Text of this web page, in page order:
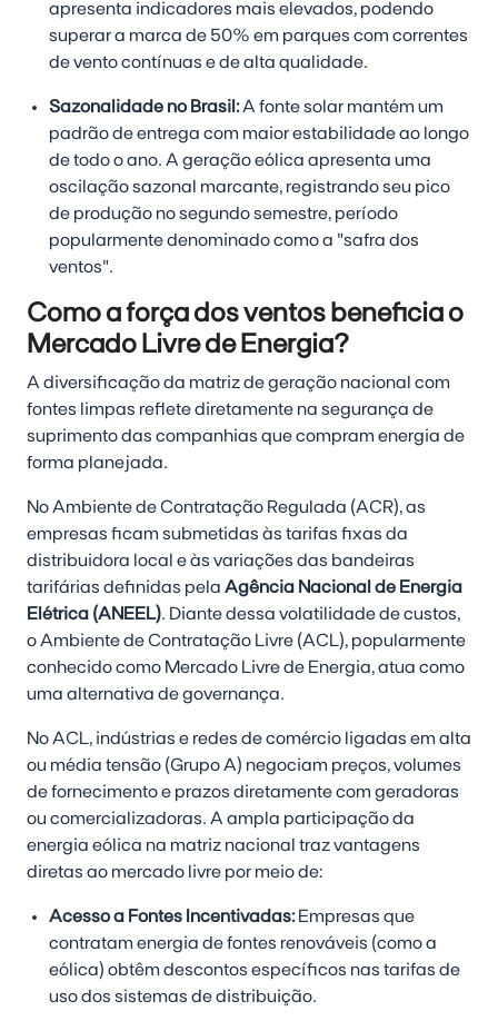
apresenta indicadores mais elevados, podendo
superar a marca de 50% em parques com correntes
de vento contínuas e de alta qualidade.
Sazonalidade no Brasil:A fonte solar mantém um
padrão de entrega com maior estabilidade ao longo
de todo o ano. A geração eólica apresenta uma
oscilação sazonal marcante, registrando seu pico
de produção no segundo semestre, período
popularmente denominado como a "safra dos
ventos".
Como a força dos ventos beneficia o
Mercado Livre de Energia?
A diversificação da matriz de geração nacional com
fontes limpas reflete diretamente na segurança de
suprimento das companhias que compram energia de
forma planejada.
No Ambiente de Contratação Regulada (ACR), as
empresas ficam submetidas às tarifas fixas da
distribuidora local e às variações das bandeiras
tarifárias definidas pela Agência Nacional de Energia
Elétrica (ANEEL). Diante dessa volatilidade de custos,
o Ambiente de Contratação Livre (ACL), popularmente
conhecido como Mercado Livre de Energia, atua como
uma alternativa de governança.
No ACL, indústrias e redes de comércio ligadas em alta
ou média tensão (Grupo A) negociam preços, volumes
de fornecimento e prazos diretamente com geradoras
ou comercializadoras. A ampla participação da
energia eólica na matriz nacional traz vantagens
diretas ao mercado livre por meio de:
Acesso a Fontes Incentivadas:Empresas que
contratam energia de fontes renováveis (como a
eólica) obtêm descontos específicos nas tarifas de
uso dos sistemas de distribuição.